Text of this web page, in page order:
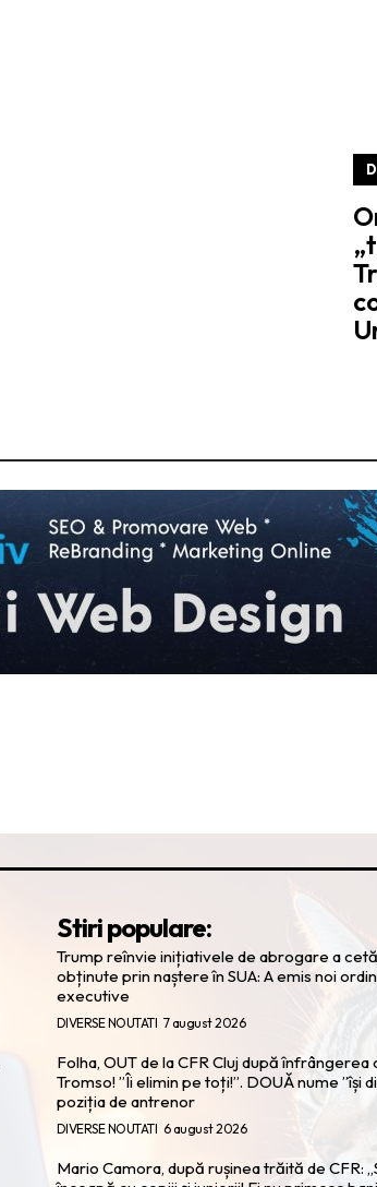
Stiri populare:
Trump reînvie inițiativele de abrogare a
obținute prin naștere în SUA: A emis noi
executive
DIVERSE NOUTATI 7 august 2026
Folha, OUT de la CFR Cluj după înfrângerea
Tromso! ”Îi elimin pe toți!”. DOUĂ nume ”își
poziția de antrenor
DIVERSE NOUTATI 6 august 2026
Mario Camora, după rușinea trăită de CFR: